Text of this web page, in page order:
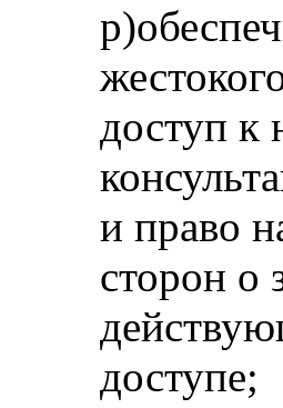
доступ к
и право
сторон о
доступе;